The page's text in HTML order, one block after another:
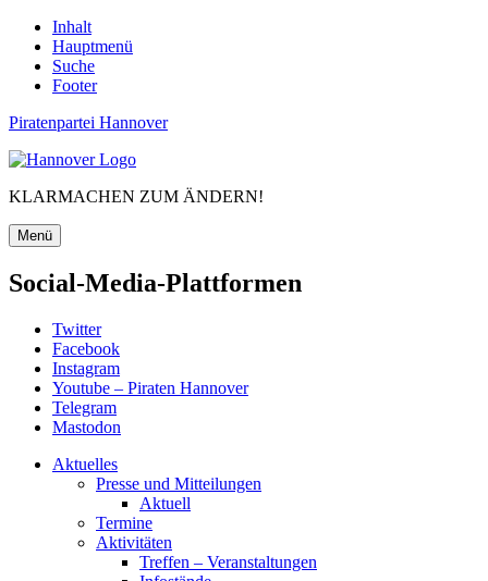
Inhalt
Hauptmenü
Suche
Footer
Piratenpartei Hannover
KLARMACHEN ZUM ÄNDERN!
Menü
Social-Media-Plattformen
Twitter
Facebook
Instagram
Youtube – Piraten Hannover
Telegram
Mastodon
Aktuelles
Presse und Mitteilungen
Aktuell
Termine
Aktivitäten
Treffen – Veranstaltungen